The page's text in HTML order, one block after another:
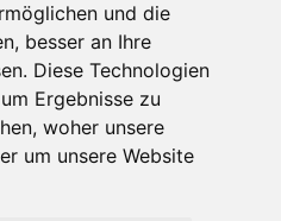
und die
besser an Ihre
Diese Technologien
Ergebnisse zu
woher unsere
um unsere Website